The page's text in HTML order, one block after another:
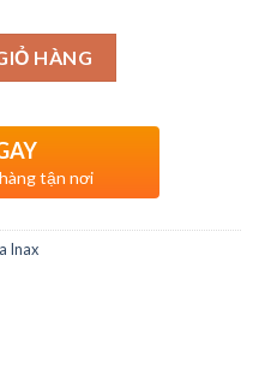
HÀNG
tận nơi
Inax